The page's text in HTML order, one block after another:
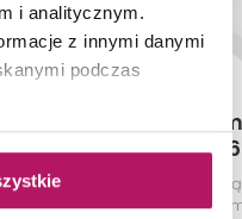
i analitycznym.
z innymi danymi
podczas
Deante
Brodzik
100x80